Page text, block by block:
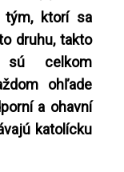
tým, ktorí sa
druhu, takto
sú celkom
ohľade
a ohavní
katolícku